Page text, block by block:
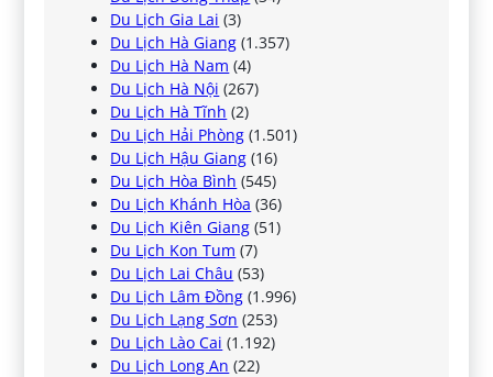
Du Lịch Gia Lai (3)
Du Lịch Hà Giang (1.357)
Du Lịch Hà Nam (4)
Du Lịch Hà Nội (267)
Du Lịch Hà Tĩnh (2)
Du Lịch Hải Phòng (1.501)
Du Lịch Hậu Giang (16)
Du Lịch Hòa Bình (545)
Du Lịch Khánh Hòa (36)
Du Lịch Kiên Giang (51)
Du Lịch Kon Tum (7)
Du Lịch Lai Châu (53)
Du Lịch Lâm Đồng (1.996)
Du Lịch Lạng Sơn (253)
Du Lịch Lào Cai (1.192)
Du Lịch Long An (22)